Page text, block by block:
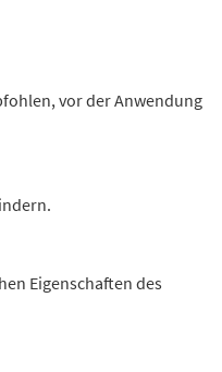
vor der Anwendung
Eigenschaften des